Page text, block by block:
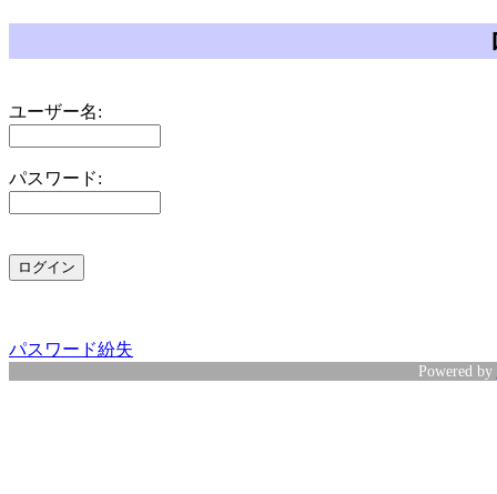
ユーザー名:
パスワード:
パスワード紛失
Powered by